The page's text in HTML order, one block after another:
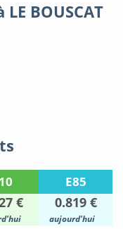
LE BOUSCAT
E85
€ 0.819 €
aujourd'hui